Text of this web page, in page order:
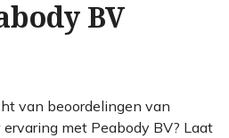
BV
van beoordelingen van
met Peabody BV? Laat